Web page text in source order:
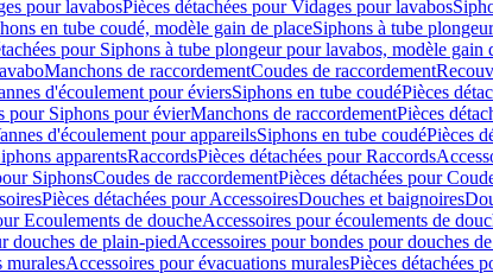
pour lavabosPièces détachées pour Vidages pour lavabos
en tube coudé, modèle gain de placeSiphons à tube
pour Siphons à tube plongeur pour lavabos, modèle gain
Manchons de raccordementCoudes de raccordement
d'écoulement pour éviersSiphons en tube coudéPièces
pour Siphons pour évierManchons de raccordementPièces
d'écoulement pour appareilsSiphons en tube coudéPièces
apparentsRaccordsPièces détachées pour Raccords
SiphonsCoudes de raccordementPièces détachées pour
Pièces détachées pour AccessoiresDouches et baignoires
Ecoulements de doucheAccessoires pour écoulements de
douches de plain-piedAccessoires pour bondes pour douches
muralesAccessoires pour évacuations muralesPièces détachées